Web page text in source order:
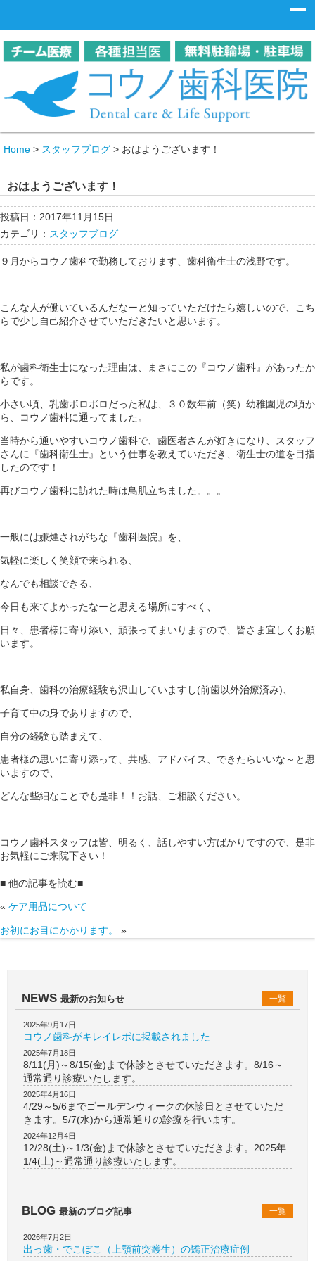
Home > スタッフブログ > おはようございます！
おはようございます！
投稿日：2017年11月15日
カテゴリ： スタッフブログ
９月からコウノ歯科で勤務しております、歯科衛生士の浅野です。
こんな人が働いているんだなーと知っていただけたら嬉しいので、こち
らで少し自己紹介させていただきたいと思います。
私が歯科衛生士になった理由は、まさにこの『コウノ歯科』があったか
らです。
小さい頃、乳歯ボロボロだった私は、３０数年前（笑）幼稚園児の頃か
ら、コウノ歯科に通ってました。
当時から通いやすいコウノ歯科で、歯医者さんが好きになり、スタッフ
さんに『歯科衛生士』という仕事を教えていただき、衛生士の道を目指
したのです！
再びコウノ歯科に訪れた時は鳥肌立ちました。。。
一般には嫌煙されがちな『歯科医院』を、
気軽に楽しく笑顔で来られる、
なんでも相談できる、
今日も来てよかったなーと思える場所にすべく、
日々、患者様に寄り添い、頑張ってまいりますので、皆さま宜しくお願
います。
私自身、歯科の治療経験も沢山していますし(前歯以外治療済み)、
子育て中の身でありますので、
自分の経験も踏まえて、
患者様の思いに寄り添って、共感、アドバイス、できたらいいな～と思
いますので、
どんな些細なことでも是非！！お話、ご相談ください。
コウノ歯科スタッフは皆、明るく、話しやすい方ばかりですので、是非
お気軽にご来院下さい！
■ 他の記事を読む■
« ケア用品について
お初にお目にかかります。 »
NEWS 最新のお知らせ 一覧
2025年9月17日
コウノ歯科がキレイレポに掲載されました
2025年7月18日
8/11(月)～8/15(金)まで休診とさせていただきます。8/16～
通常通り診療いたします。
2025年4月16日
4/29～5/6までゴールデンウィークの休診日とさせていただ
きます。5/7(水)から通常通りの診療を行います。
2024年12月4日
12/28(土)～1/3(金)まで休診とさせていただきます。2025年
1/4(土)～通常通り診療いたします。
BLOG 最新のブログ記事 一覧
2026年7月2日
出っ歯・でこぼこ（上顎前突叢生）の矯正治療症例